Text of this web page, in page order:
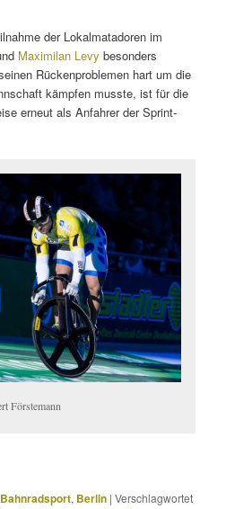
der Lokalmatadoren im
Maximilan Levy besonders
Rückenproblemen hart um die
kämpfen musste, ist für die
erneut als Anfahrer der Sprint-
Förstemann
Bahnradsport, Berlin |Verschlagwortet